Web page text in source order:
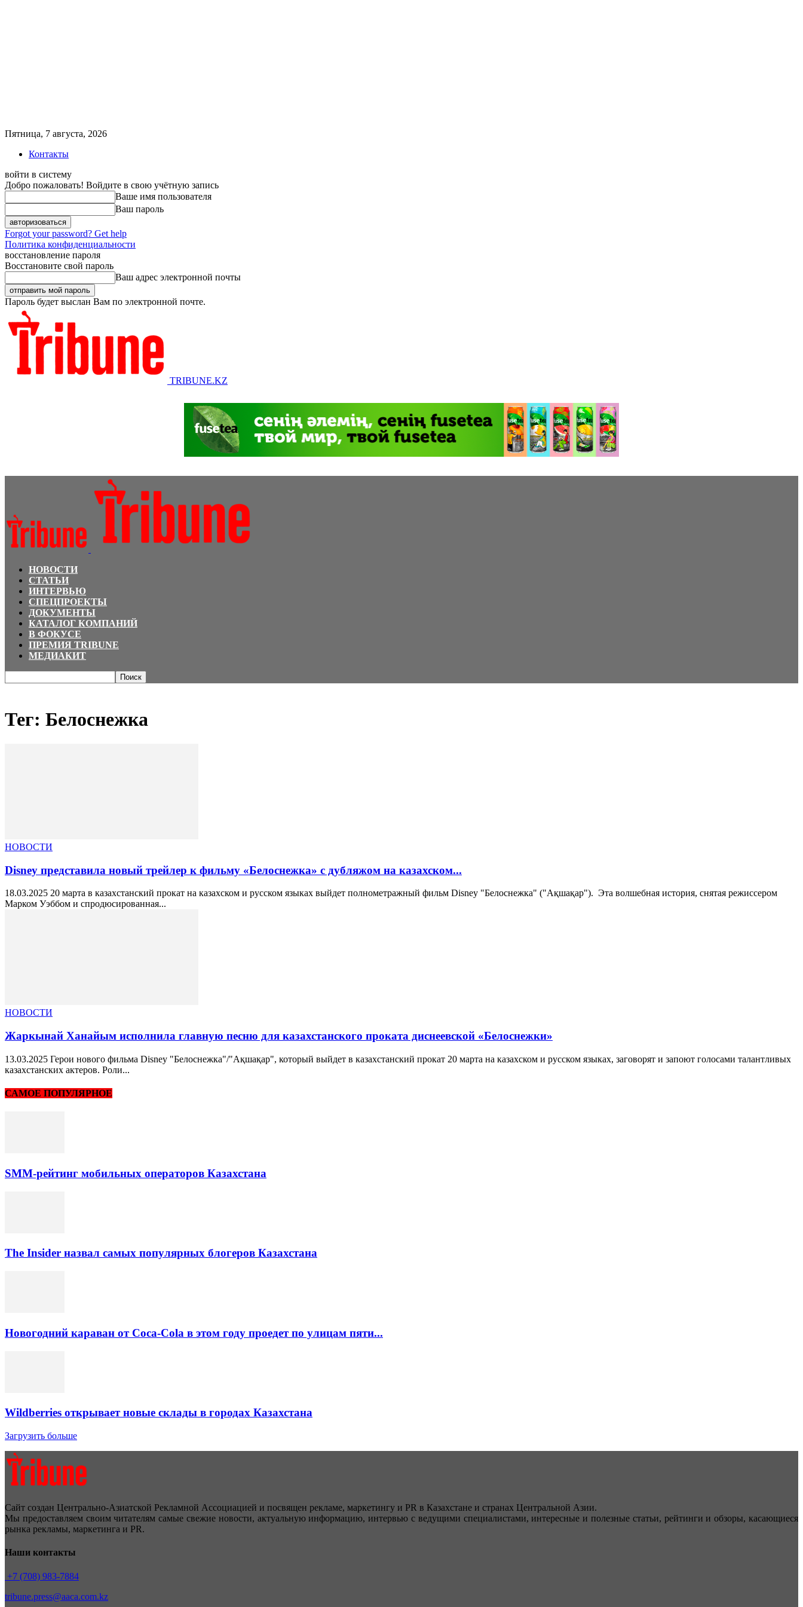
Пятница, 7 августа, 2026
Контакты
войти в систему
Добро пожаловать! Войдите в свою учётную запись
Ваше имя пользователя
Ваш пароль
Forgot your password? Get help
Политика конфиденциальности
восстановление пароля
Восстановите свой пароль
Ваш адрес электронной почты
Пароль будет выслан Вам по электронной почте.
TRIBUNE.KZ
НОВОСТИ
СТАТЬИ
ИНТЕРВЬЮ
СПЕЦПРОЕКТЫ
ДОКУМЕНТЫ
КАТАЛОГ КОМПАНИЙ
В ФОКУСЕ
ПРЕМИЯ TRIBUNE
МЕДИАКИТ
Тег: Белоснежка
НОВОСТИ
Disney представила новый трейлер к фильму «Белоснежка» с дубляжом на казахском...
18.03.2025 20 марта в казахстанский прокат на казахском и русском языках выйдет полнометражный фильм Disney "Белоснежка" ("Ақшақар"). Эта волшебная история, снятая режиссером
Марком Уэббом и спродюсированная...
НОВОСТИ
Жаркынай Ханайым исполнила главную песню для казахстанского проката диснеевской «Белоснежки»
13.03.2025 Герои нового фильма Disney "Белоснежка"/"Ақшақар", который выйдет в казахстанский прокат 20 марта на казахском и русском языках, заговорят и запоют голосами талантливых
казахстанских актеров. Роли...
САМОЕ ПОПУЛЯРНОЕ
SMM-рейтинг мобильных операторов Казахстана
The Insider назвал самых популярных блогеров Казахстана
Новогодний караван от Coca-Cola в этом году проедет по улицам пяти...
Wildberries открывает новые склады в городах Казахстана
Загрузить больше
Сайт создан Центрально-Азиатской Рекламной Ассоциацией и посвящен рекламе, маркетингу и PR в Казахстане и странах Центральной Азии.
Мы предоставляем своим читателям самые свежие новости, актуальную информацию, интервью с ведущими специалистами, интересные и полезные статьи, рейтинги и обзоры, касающиеся
рынка рекламы, маркетинга и PR.
Наши контакты
+7 (708) 983-7884
tribune.press@aaca.com.kz